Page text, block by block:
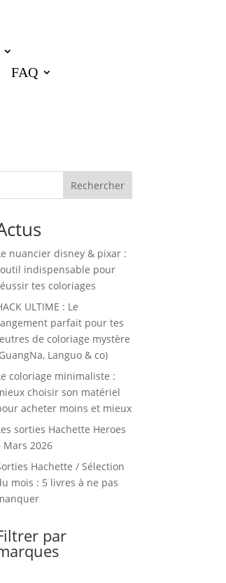
FAQ
Rechercher
nuancier disney & pixar :
indispensable pour
tes coloriages
ULTIME : Le
parfait pour tes
de coloriage mystère
Languo & co)
coloriage minimaliste :
choisir son matériel
acheter moins et mieux
sorties Hachette Heroes
Mars 2026
Hachette / Sélection
mois : 5 livres à ne pas
par